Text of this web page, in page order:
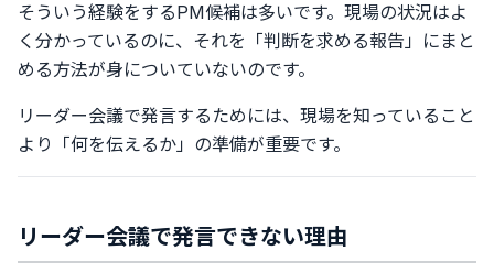
そういう経験をするPM候補は多いです。現場の状況はよ
く分かっているのに、それを「判断を求める報告」にまと
める方法が身についていないのです。
リーダー会議で発言するためには、現場を知っていること
より「何を伝えるか」の準備が重要です。
リーダー会議で発言できない理由